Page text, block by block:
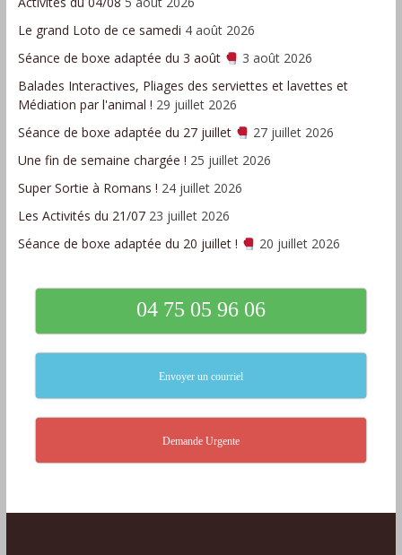
Le grand Loto de ce samedi 4 août 2026
Séance de boxe adaptée du 3 août
3 août 2026
Balades Interactives, Pliages des serviettes et lavettes et
Médiation par l'animal ! 29 juillet 2026
Séance de boxe adaptée du 27 juillet
27 juillet 2026
Une fin de semaine chargée ! 25 juillet 2026
Super Sortie à Romans ! 24 juillet 2026
Les Activités du 21/07 23 juillet 2026
Séance de boxe adaptée du 20 juillet !
20 juillet 2026
04 75 05 96 06
Envoyer un courriel
Demande Urgente